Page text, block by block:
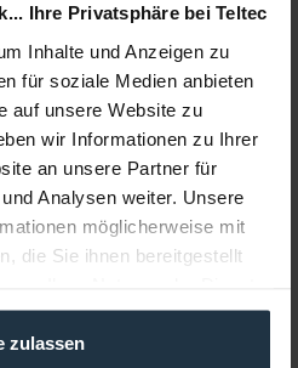
Ihre Privatsphäre bei Teltec
Inhalte und Anzeigen zu
für soziale Medien anbieten
auf unsere Website zu
wir Informationen zu Ihrer
an unsere Partner für
Analysen weiter. Unsere
möglicherweise mit
die Sie ihnen bereitgestellt
zulassen
Kameraplatten
12278512
€ 14,27
ab Bestellung